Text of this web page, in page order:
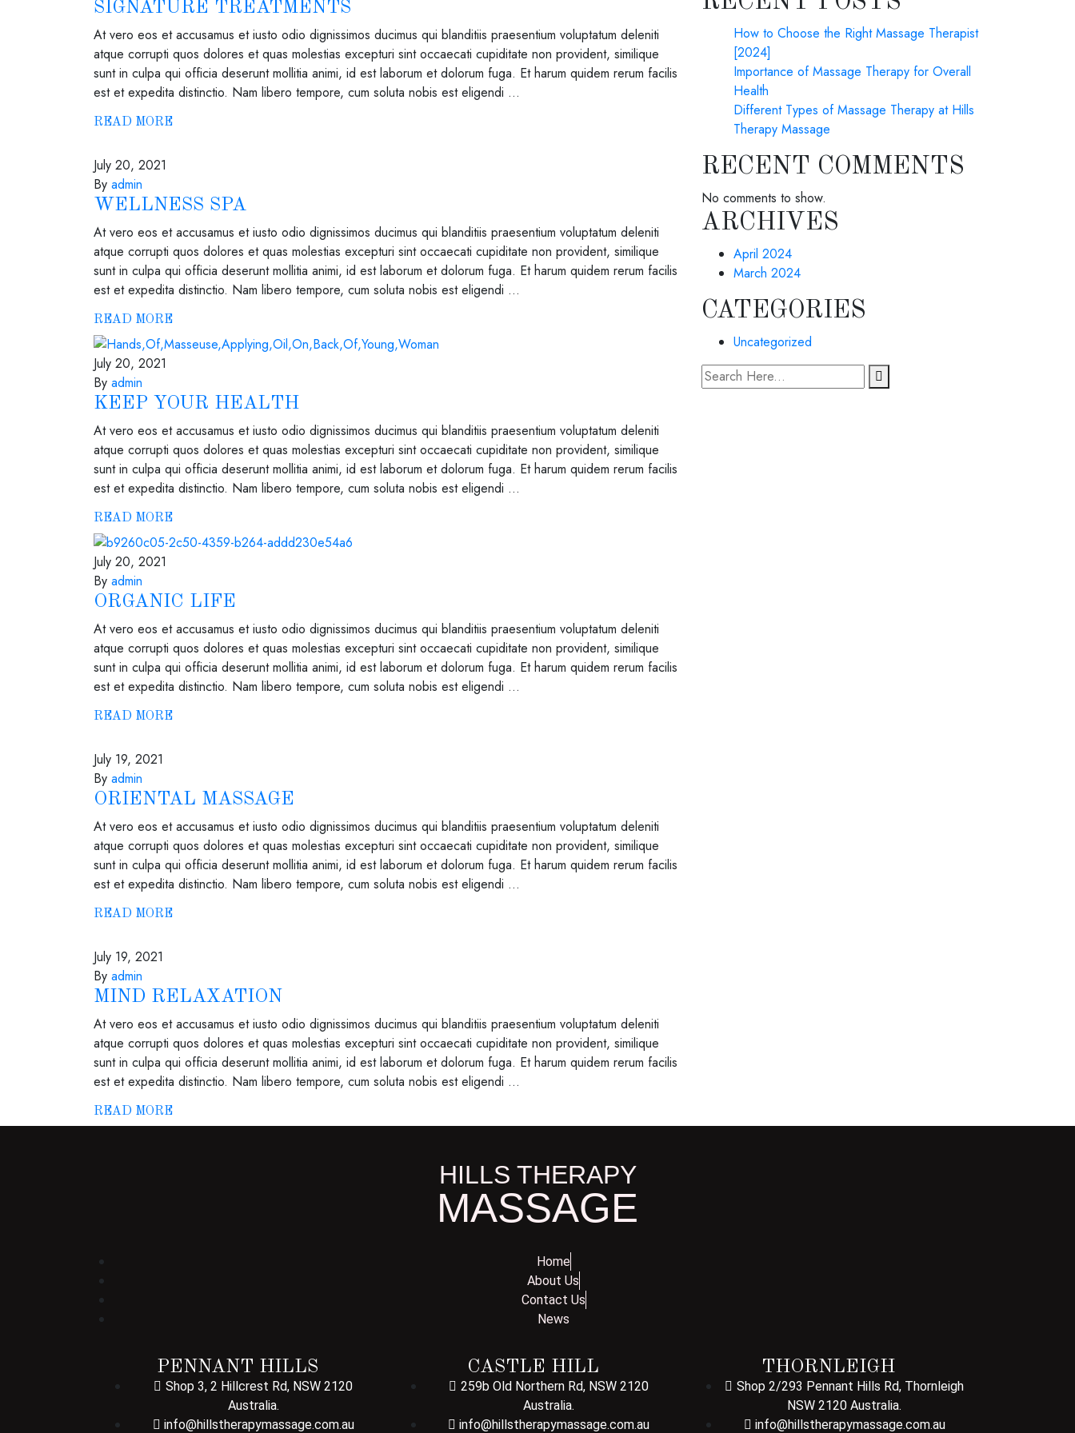
SIGNATURE TREATMENTS
At vero eos et accusamus et iusto odio dignissimos ducimus qui blanditiis praesentium voluptatum deleniti
atque corrupti quos dolores et quas molestias excepturi sint occaecati cupiditate non provident, similique
sunt in culpa qui officia deserunt mollitia animi, id est laborum et dolorum fuga. Et harum quidem rerum facilis
est et expedita distinctio. Nam libero tempore, cum soluta nobis est eligendi …
READ MORE
July 20, 2021
By admin
WELLNESS SPA
At vero eos et accusamus et iusto odio dignissimos ducimus qui blanditiis praesentium voluptatum deleniti
atque corrupti quos dolores et quas molestias excepturi sint occaecati cupiditate non provident, similique
sunt in culpa qui officia deserunt mollitia animi, id est laborum et dolorum fuga. Et harum quidem rerum facilis
est et expedita distinctio. Nam libero tempore, cum soluta nobis est eligendi …
READ MORE
July 20, 2021
By admin
KEEP YOUR HEALTH
At vero eos et accusamus et iusto odio dignissimos ducimus qui blanditiis praesentium voluptatum deleniti
atque corrupti quos dolores et quas molestias excepturi sint occaecati cupiditate non provident, similique
sunt in culpa qui officia deserunt mollitia animi, id est laborum et dolorum fuga. Et harum quidem rerum facilis
est et expedita distinctio. Nam libero tempore, cum soluta nobis est eligendi …
READ MORE
July 20, 2021
By admin
ORGANIC LIFE
At vero eos et accusamus et iusto odio dignissimos ducimus qui blanditiis praesentium voluptatum deleniti
atque corrupti quos dolores et quas molestias excepturi sint occaecati cupiditate non provident, similique
sunt in culpa qui officia deserunt mollitia animi, id est laborum et dolorum fuga. Et harum quidem rerum facilis
est et expedita distinctio. Nam libero tempore, cum soluta nobis est eligendi …
READ MORE
July 19, 2021
By admin
ORIENTAL MASSAGE
At vero eos et accusamus et iusto odio dignissimos ducimus qui blanditiis praesentium voluptatum deleniti
atque corrupti quos dolores et quas molestias excepturi sint occaecati cupiditate non provident, similique
sunt in culpa qui officia deserunt mollitia animi, id est laborum et dolorum fuga. Et harum quidem rerum facilis
est et expedita distinctio. Nam libero tempore, cum soluta nobis est eligendi …
READ MORE
July 19, 2021
By admin
MIND RELAXATION
At vero eos et accusamus et iusto odio dignissimos ducimus qui blanditiis praesentium voluptatum deleniti
atque corrupti quos dolores et quas molestias excepturi sint occaecati cupiditate non provident, similique
sunt in culpa qui officia deserunt mollitia animi, id est laborum et dolorum fuga. Et harum quidem rerum facilis
est et expedita distinctio. Nam libero tempore, cum soluta nobis est eligendi …
READ MORE
How to Choose the Right Massage Therapist
[2024]
Importance of Massage Therapy for Overall
Health
Different Types of Massage Therapy at Hills
Therapy Massage
RECENT COMMENTS
No comments to show.
ARCHIVES
April 2024
March 2024
CATEGORIES
Uncategorized
HILLS THERAPY
MASSAGE
Home
About Us
Contact Us
News
PENNANT HILLS
Shop 3, 2 Hillcrest Rd, NSW 2120
Australia.
info@hillstherapymassage.com.au
CASTLE HILL
259b Old Northern Rd, NSW 2120
Australia.
info@hillstherapymassage.com.au
THORNLEIGH
Shop 2/293 Pennant Hills Rd, Thornleigh
NSW 2120 Australia.
info@hillstherapymassage.com.au